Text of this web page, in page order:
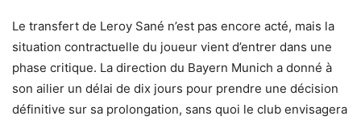
Le transfert de Leroy Sané n’est pas encore acté, mais la
situation contractuelle du joueur vient d’entrer dans une
phase critique. La direction du Bayern Munich a donné à
son ailier un délai de dix jours pour prendre une décision
définitive sur sa prolongation, sans quoi le club envisagera